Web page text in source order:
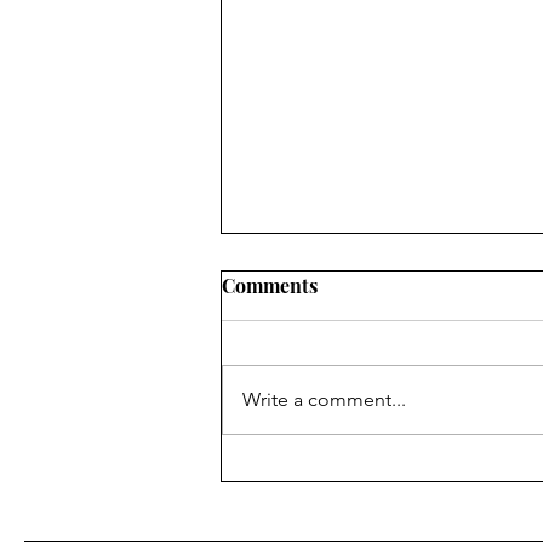
Vlijmscherpe tranen - S.A.
Comments
Write a comment...